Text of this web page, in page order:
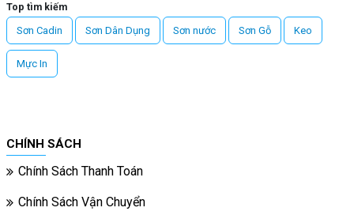
Top tìm kiếm
Sơn Cadin
Sơn Dân Dụng Sơn nước Sơn Gỗ Keo
Mực In
CHÍNH SÁCH
Chính Sách Thanh Toán
Chính Sách Vận Chuyển